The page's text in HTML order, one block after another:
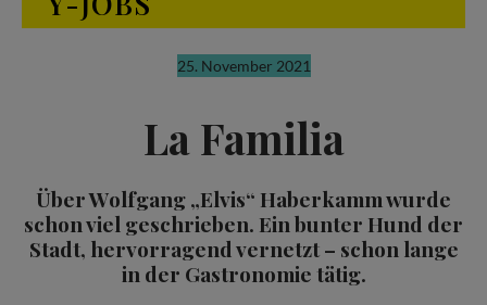
25. November 2021
La Familia
Über Wolfgang „Elvis“ Haberkamm wurde
schon viel geschrieben. Ein bunter Hund der
Stadt, hervorragend vernetzt – schon lange
in der Gastronomie tätig.